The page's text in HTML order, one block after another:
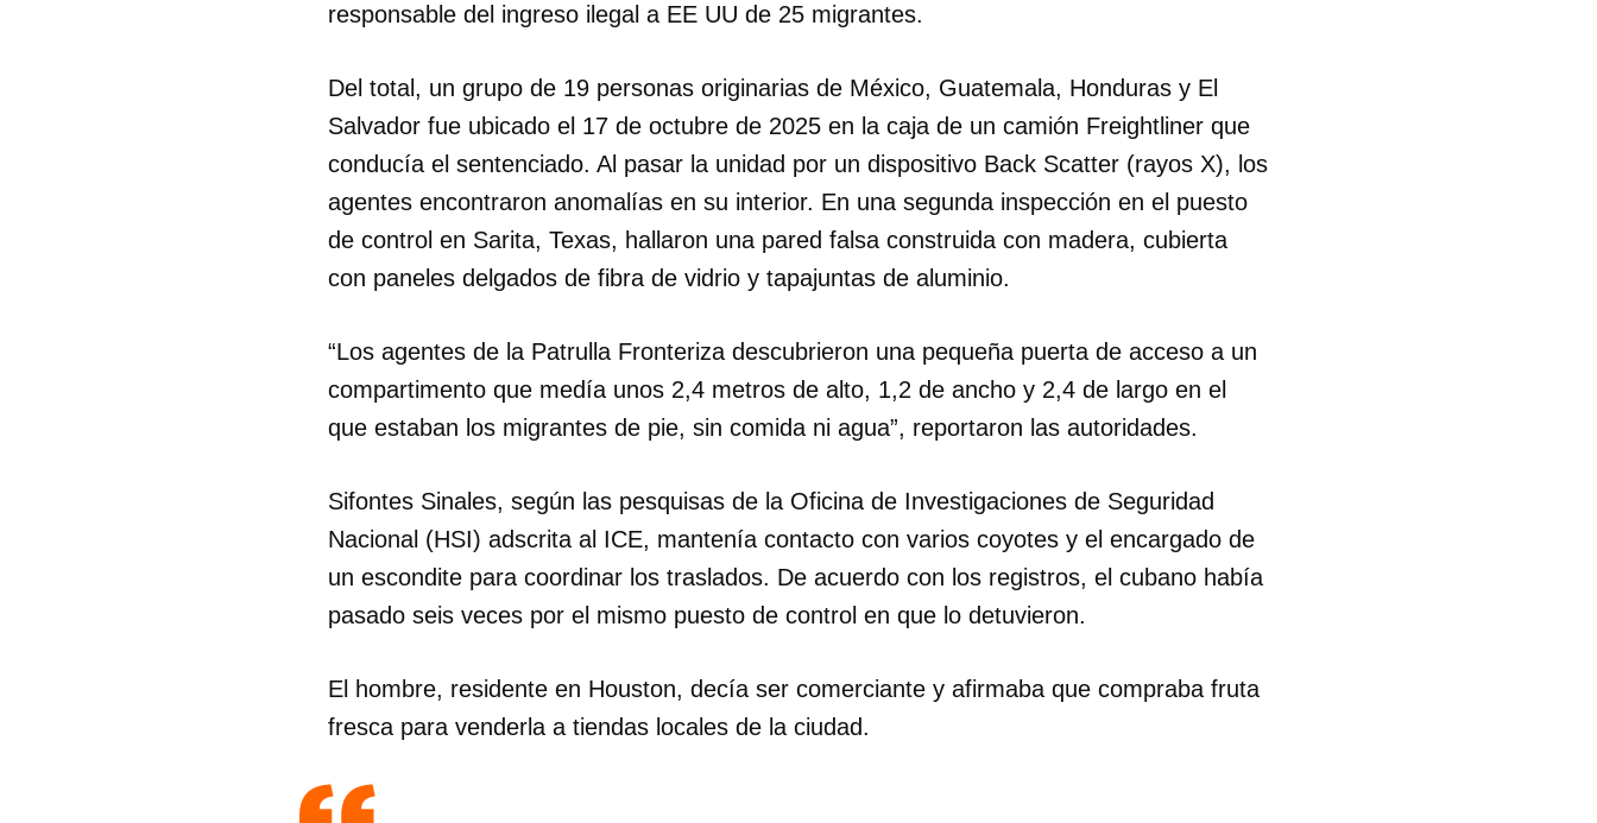
responsable del ingreso ilegal a EE UU de 25 migrantes.
Del total, un grupo de 19 personas originarias de México, Guatemala, Honduras y El
Salvador fue ubicado el 17 de octubre de 2025 en la caja de un camión Freightliner que
conducía el sentenciado. Al pasar la unidad por un dispositivo Back Scatter (rayos X), los
agentes encontraron anomalías en su interior. En una segunda inspección en el puesto
de control en Sarita, Texas, hallaron una pared falsa construida con madera, cubierta
con paneles delgados de fibra de vidrio y tapajuntas de aluminio.
“Los agentes de la Patrulla Fronteriza descubrieron una pequeña puerta de acceso a un
compartimento que medía unos 2,4 metros de alto, 1,2 de ancho y 2,4 de largo en el
que estaban los migrantes de pie, sin comida ni agua”, reportaron las autoridades.
Sifontes Sinales, según las pesquisas de la Oficina de Investigaciones de Seguridad
Nacional (HSI) adscrita al ICE, mantenía contacto con varios coyotes y el encargado de
un escondite para coordinar los traslados. De acuerdo con los registros, el cubano había
pasado seis veces por el mismo puesto de control en que lo detuvieron.
El hombre, residente en Houston, decía ser comerciante y afirmaba que compraba fruta
fresca para venderla a tiendas locales de la ciudad.